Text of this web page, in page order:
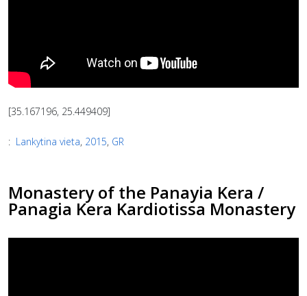
[35.167196, 25.449409]
: Lankytina vieta, 2015, GR
Monastery of the Panayia Kera /
Panagia Kera Kardiotissa Monastery